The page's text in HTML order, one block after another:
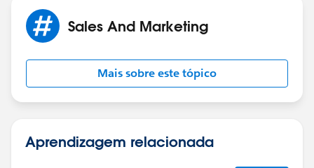
Sales And Marketing
Mais sobre este tópico
Aprendizagem relacionada